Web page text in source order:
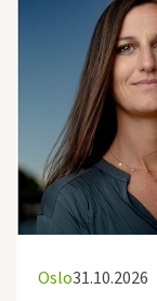
Oslo31.10.2026